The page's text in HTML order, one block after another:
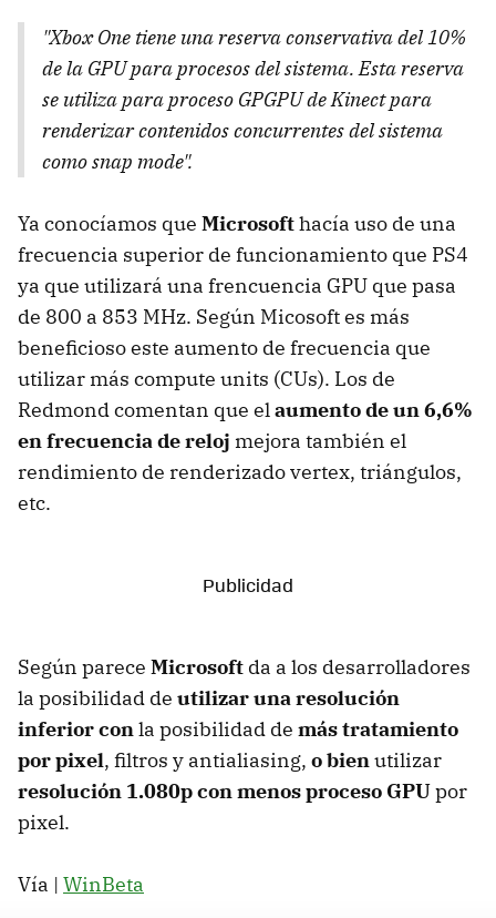
"Xbox One tiene una reserva conservativa del 10%
de la GPU para procesos del sistema. Esta reserva
se utiliza para proceso GPGPU de Kinect para
renderizar contenidos concurrentes del sistema
como snap mode".
Ya conocíamos que Microsofthacía uso de una
frecuencia superior de funcionamiento que PS4
ya que utilizará una frencuencia GPU que pasa
de 800 a 853 MHz. Según Micosoft es más
beneficioso este aumento de frecuencia que
utilizar más compute units (CUs). Los de
Redmond comentan que elaumento de un 6,6%
en frecuencia de reloj mejora también el
rendimiento de renderizado vertex, triángulos,
etc.
Según parece Microsoft da a los desarrolladores
la posibilidad de utilizar una resolución
inferior conla posibilidad de más tratamiento
por pixel, filtros y antialiasing, o bienutilizar
resolución 1.080p con menos proceso GPUpor
pixel.
Vía | WinBeta